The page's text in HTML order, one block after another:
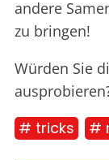
andere
zu bringen!
Würden Sie
# tricks #